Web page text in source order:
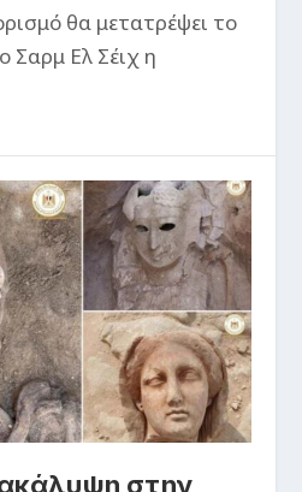
θα μετατρέψει το
Σαρμ Ελ Σέιχ η
στην